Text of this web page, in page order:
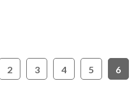
2 3 4 5 6